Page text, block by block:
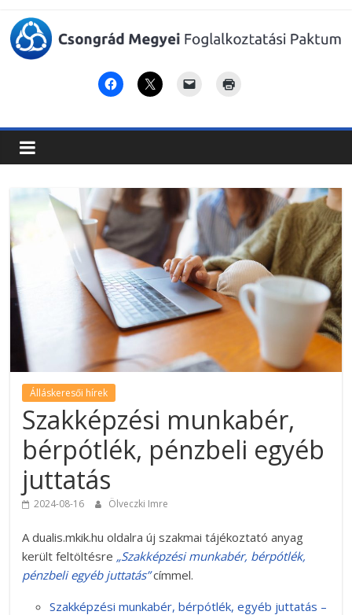
Csongrád
Megyei
Foglalkoztatási
Paktum
Álláskeresői hírek
Szakképzési munkabér,
bérpótlék, pénzbeli egyéb
juttatás
2024-08-16 Ölveczki Imre
A dualis.mkik.hu oldalra új szakmai tájékoztató anyag
került feltöltésre „Szakképzési munkabér, bérpótlék,
pénzbeli egyéb juttatás”címmel.
Szakképzési munkabér, bérpótlék, egyéb juttatás –